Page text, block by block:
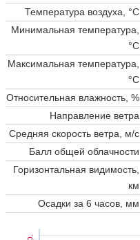
Температура воздуха, °C
Минимальная температура,
°C
Максимальная температура,
°C
Относительная влажность, %
Направление ветра
Средняя скорость ветра, м/с
Балл общей облачности
Горизонтальная видимость,
км
Осадки за 6 часов, мм